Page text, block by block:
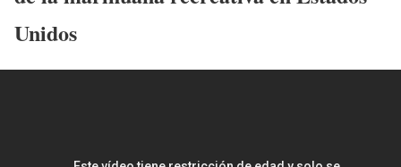
Unidos